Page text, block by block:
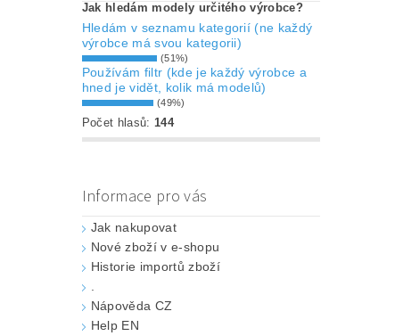
Jak hledám modely určitého výrobce?
Hledám v seznamu kategorií (ne každý
výrobce má svou kategorii)
(51%)
Používám filtr (kde je každý výrobce a
hned je vidět, kolik má modelů)
(49%)
Počet hlasů: 144
Informace pro vás
Jak nakupovat
Nové zboží v e-shopu
Historie importů zboží
Nápověda CZ
Help EN